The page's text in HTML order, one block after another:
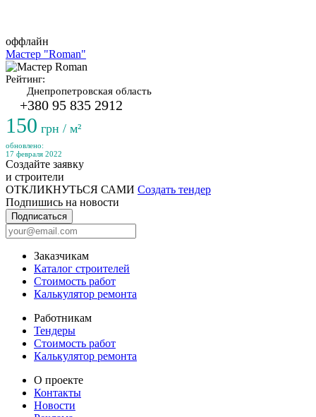
оффлайн
Мастер "Roman"
Рейтинг:
Днепропетровская область
+380 95 835 2912
150 грн / м²
обновлено:
17 февраля 2022
Создайте заявку
и строители
ОТКЛИКНУТЬСЯ САМИ Создать тендер
Подпишись на новости
Подписаться
Заказчикам
Каталог строителей
Стоимость работ
Калькулятор ремонта
Работникам
Тендеры
Стоимость работ
Калькулятор ремонта
О проекте
Контакты
Новости